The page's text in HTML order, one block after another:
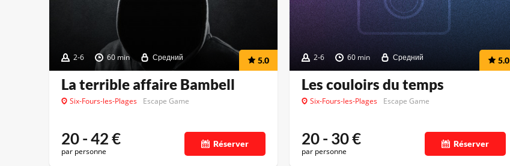
2-6 60 min Средний 5.0
La terrible affaire Bambell
Six-Fours-les-Plages Escape Game
20 - 42€
par personne
Réserver
2-6 60 min Средний 5.0
Les couloirs du temps
Six-Fours-les-Plages Escape Game
20 - 30€
par personne
Réserver